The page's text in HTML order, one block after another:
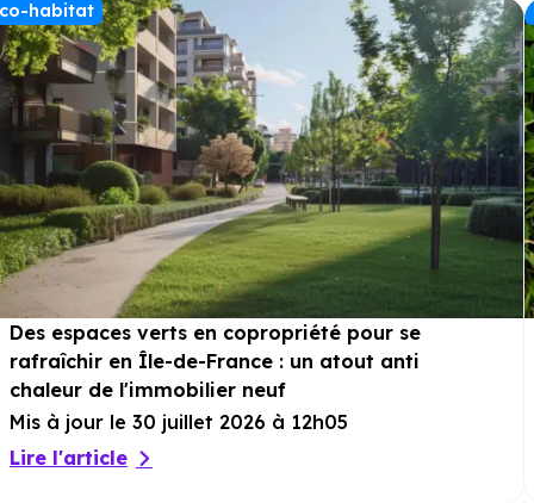
habitat
Des espaces verts en copropriété pour se
rafraîchir en Île-de-France : un atout anti
chaleur de l'immobilier neuf
Mis à jour le 30 juillet 2026 à 12h05
Lire l'article